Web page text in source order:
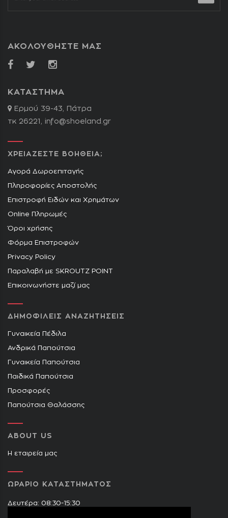
ΑΚΟΛΟΥΘΗΣΤΕ ΜΑΣ
ΚΑΤΑΣΤΗΜΑ
Ερμού 39-43, Πάτρα
τκ 26221, info@shoeland.gr
ΧΡΕΙΑΖΕΣΤΕ ΒΟΗΘΕΙΑ;
Αγορά Δωροεπιταγής
Πληροφορίες Αποστολής
Επιστροφή Ειδών και Χρημάτων
Online Πληρωμές
Όροι χρήσης
Φόρμα Επιστροφών
Privacy Policy
Παραλαβή με SKROUTZ POINT
Επικοινωνήστε μαζί μας
ΔΗΜΟΦΙΛΕΙΣ ΑΝΑΖΗΤΗΣΕΙΣ
Γυναικεία Πέδιλα
Ανδρικά Παπούτσια
Γυναικεία Παπούτσια
Παιδικά Παπούτσια
Προσφορές
Παπούτσια Θαλάσσης
ABOUT US
Η εταιρεία μας
ΩΡΑΡΙΟ ΚΑΤΑΣΤΗΜΑΤΟΣ
Δευτέρα: 08:30-15:30